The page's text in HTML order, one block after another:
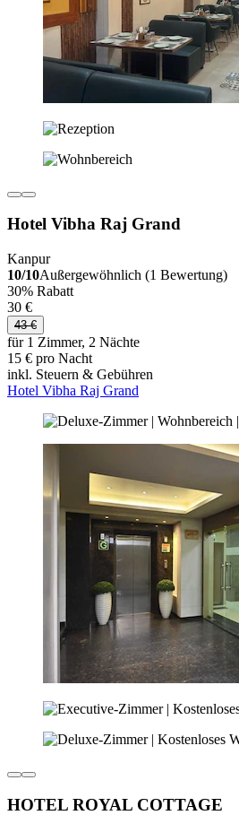
Hotel Vibha Raj Grand
Kanpur
10/10Außergewöhnlich (1 Bewertung)
30% Rabatt
30 €
43 €
für 1 Zimmer, 2 Nächte
15 € pro Nacht
inkl. Steuern & Gebühren
Hotel Vibha Raj Grand
HOTEL ROYAL COTTAGE